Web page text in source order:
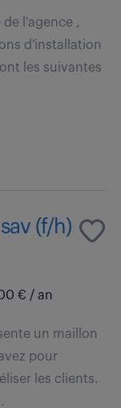
l'agence ,
d'installation
les suivantes
(f/h)
€ / an
un maillon
pour
les clients.